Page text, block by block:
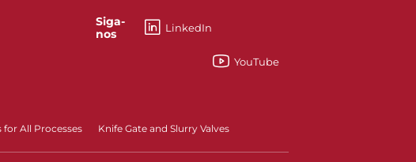
Siga-
nos
LinkedIn
YouTube
All Processes Knife Gate and Slurry Valves